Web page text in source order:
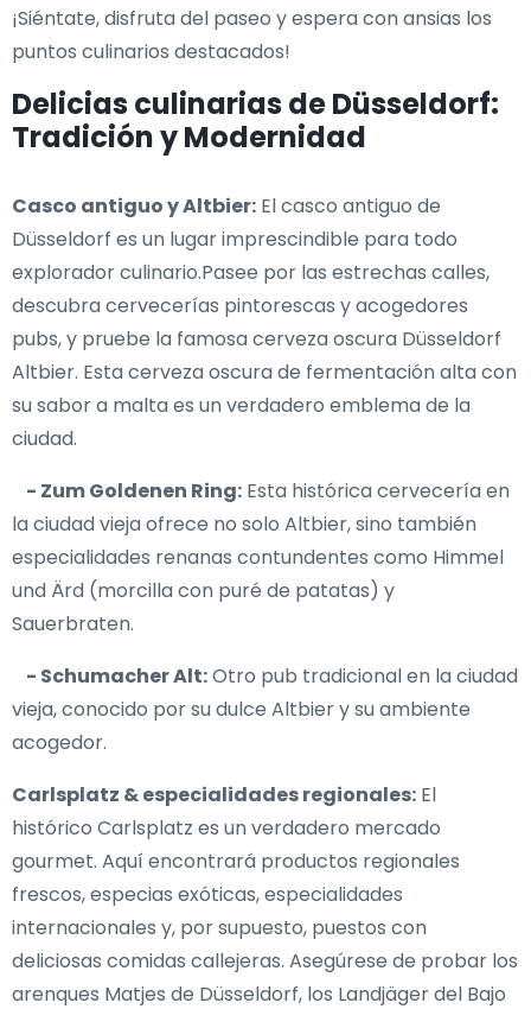
¡Siéntate, disfruta del paseo y espera con ansias los
puntos culinarios destacados!
Delicias culinarias de Düsseldorf:
Tradición y Modernidad
Casco antiguo y Altbier: El casco antiguo de
Düsseldorf es un lugar imprescindible para todo
explorador culinario.Pasee por las estrechas calles,
descubra cervecerías pintorescas y acogedores
pubs, y pruebe la famosa cerveza oscura Düsseldorf
Altbier. Esta cerveza oscura de fermentación alta con
su sabor a malta es un verdadero emblema de la
ciudad.
- Zum Goldenen Ring: Esta histórica cervecería en
la ciudad vieja ofrece no solo Altbier, sino también
especialidades renanas contundentes como Himmel
und Ärd (morcilla con puré de patatas) y
Sauerbraten.
- Schumacher Alt:Otro pub tradicional en la ciudad
vieja, conocido por su dulce Altbier y su ambiente
acogedor.
Carlsplatz & especialidades regionales: El
histórico Carlsplatz es un verdadero mercado
gourmet. Aquí encontrará productos regionales
frescos, especias exóticas, especialidades
internacionales y, por supuesto, puestos con
deliciosas comidas callejeras. Asegúrese de probar los
arenques Matjes de Düsseldorf, los Landjäger del Bajo